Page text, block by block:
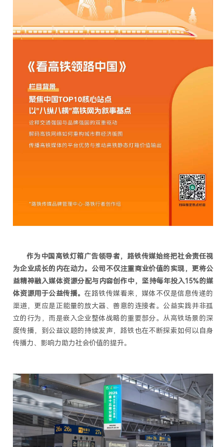
作为中国高铁灯箱广告领导者，路铁传媒始终把社会责任视
为企业成长的内在动力。 公司不仅注重商业价值的实现，更将公
益精神融入媒体资源分配与内容创作中， 坚持每年投入15%的媒
体资源用于公益传播。在路铁传媒看来，媒体不仅是信息传递的
渠道，更应是正能量的放大器、善意的连接者。公益实践并非孤
立的行为，而是嵌入企业整体战略的重要部分。从高铁场景的深
度传播，到公益议题的持续发声，路铁也在不断探索如何以自身
传播力、影响力助力社会价值的提升。